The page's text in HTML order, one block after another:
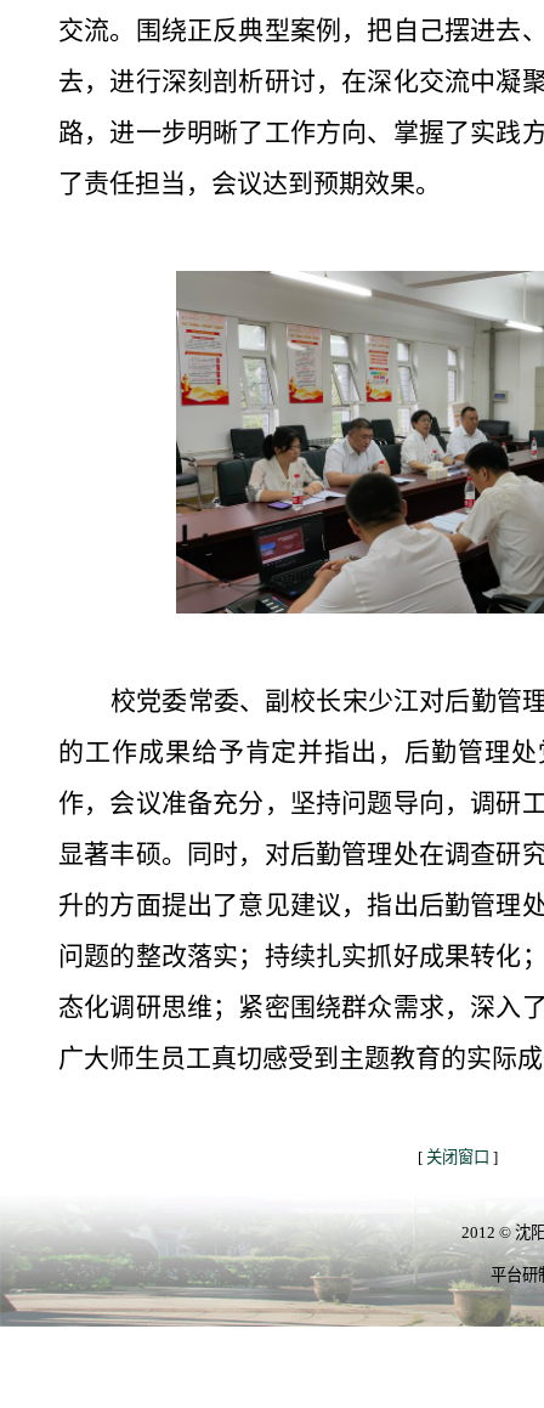
交流。围绕正反典型案例，把自己摆进去
去，进行深刻剖析研讨，在深化交流中凝
路，进一步明晰了工作方向、掌握了实践
了责任担当，会议达到预期效果。
校党委常委、 副校长宋少江对后勤管
的工作成果给予肯定并指出，后勤管理
作，会议准备充分，坚持问题导向，调研
显著丰硕。同时，对后勤管理处在调查研
升的方面提出了意见建议，指出后勤管理
问题的整改落实；持续扎实抓好成果转化
态化调研思维；紧密围绕群众需求，深入
广大师生员工真切感受到主题教育的实际
[ 关闭窗口 ]
2012 © 沈
平台研